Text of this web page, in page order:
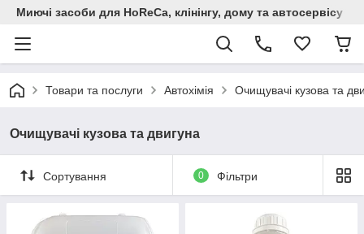
Миючi засоби для HoReCa, клінінгу, дому та автосервiсу
Товари та послуги Автохімія Очищувачі кузова та
Очищувачі кузова та двигуна
Сортування 0 Фільтри